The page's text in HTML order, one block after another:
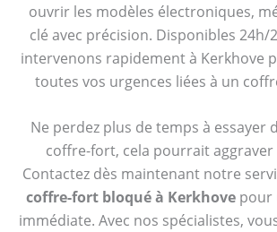
ouvrir les modèles électroniques,
clé avec précision. Disponibles 24h/
intervenons rapidement à Kerkhove
toutes vos urgences liées à un
Ne perdez plus de temps à essayer
coffre-fort, cela pourrait
Contactez dès maintenant notre
coffre-fort bloqué à Kerkhovepour
immédiate. Avec nos spécialistes,